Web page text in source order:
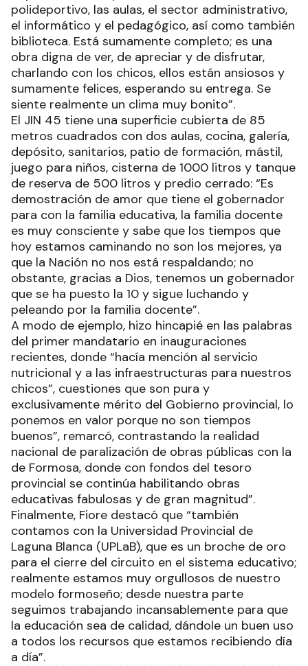
polideportivo, las aulas, el sector administrativo,
el informático y el pedagógico, así como también
biblioteca. Está sumamente completo; es una
obra digna de ver, de apreciar y de disfrutar,
charlando con los chicos, ellos están ansiosos y
sumamente felices, esperando su entrega. Se
siente realmente un clima muy bonito”.
El JIN 45 tiene una superficie cubierta de 85
metros cuadrados con dos aulas, cocina, galería,
depósito, sanitarios, patio de formación, mástil,
juego para niños, cisterna de 1000 litros y tanque
de reserva de 500 litros y predio cerrado: “Es
demostración de amor que tiene el gobernador
para con la familia educativa, la familia docente
es muy consciente y sabe que los tiempos que
hoy estamos caminando no son los mejores, ya
que la Nación no nos está respaldando; no
obstante, gracias a Dios, tenemos un gobernador
que se ha puesto la 10 y sigue luchando y
peleando por la familia docente”.
A modo de ejemplo, hizo hincapié en las palabras
del primer mandatario en inauguraciones
recientes, donde “hacía mención al servicio
nutricional y a las infraestructuras para nuestros
chicos”, cuestiones que son pura y
exclusivamente mérito del Gobierno provincial, lo
ponemos en valor porque no son tiempos
buenos”, remarcó, contrastando la realidad
nacional de paralización de obras públicas con la
de Formosa, donde con fondos del tesoro
provincial se continúa habilitando obras
educativas fabulosas y de gran magnitud”.
Finalmente, Fiore destacó que “también
contamos con la Universidad Provincial de
Laguna Blanca (UPLaB), que es un broche de oro
para el cierre del circuito en el sistema educativo;
realmente estamos muy orgullosos de nuestro
modelo formoseño; desde nuestra parte
seguimos trabajando incansablemente para que
la educación sea de calidad, dándole un buen uso
a todos los recursos que estamos recibiendo día
a día”.